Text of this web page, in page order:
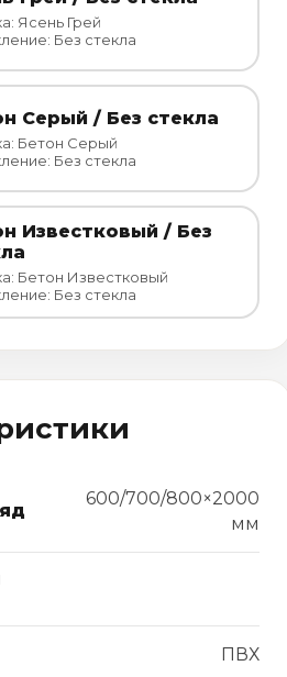
Ясень Грей
Без стекла
Серый / Без стекла
Бетон Серый
Без стекла
Известковый / Без
Бетон Известковый
Без стекла
600/700/800×2000
мм
ПВХ